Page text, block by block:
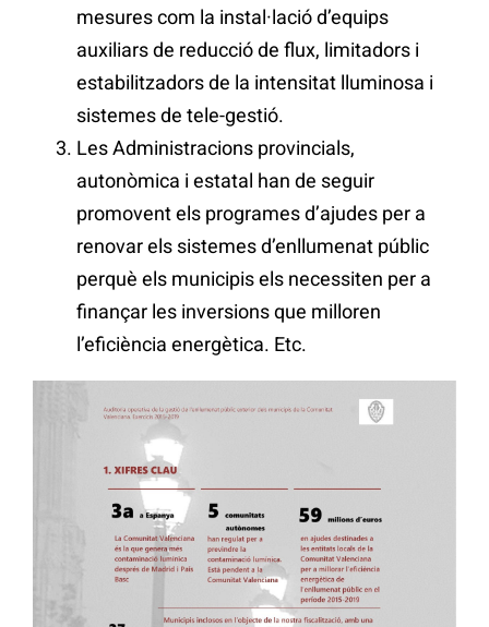
mesures com la instal·lació d’equips
auxiliars de reducció de flux, limitadors i
estabilitzadors de la intensitat lluminosa i
sistemes de tele-gestió.
Les Administracions provincials,
autonòmica i estatal han de seguir
promovent els programes d’ajudes per a
renovar els sistemes d’enllumenat públic
perquè els municipis els necessiten per a
finançar les inversions que milloren
l’eficiència energètica. Etc.